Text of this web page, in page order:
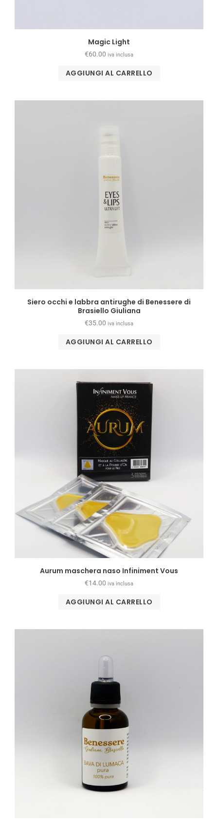
Magic Light
€60.00 iva inclusa
AGGIUNGI AL CARRELLO
Siero occhi e labbra antirughe di Benessere di
Brasiello Giuliana
€35.00 iva inclusa
AGGIUNGI AL CARRELLO
Aurum maschera naso Infiniment Vous
€14.00 iva inclusa
AGGIUNGI AL CARRELLO